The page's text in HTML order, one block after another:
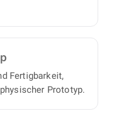
Fertigbarkeit,
Prototyp.